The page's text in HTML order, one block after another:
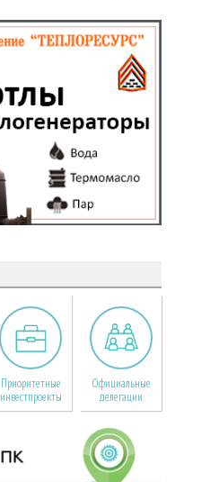
Приоритетные
инвестпроекты
Официальные
делегации